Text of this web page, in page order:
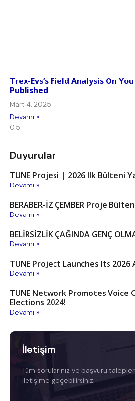
Trex-Evs’s Field Analysis On
Published
Mart 4, 2025
Devamı »
Duyurular
TUNE Projesi | 2026 Ilk Bülteni
Devamı »
BERABER-İZ ÇEMBER Proje
Devamı »
BELİRSİZLİK ÇAĞINDA GENÇ
Devamı »
TUNE Project Launches Its 2026
Devamı »
TUNE Network Promotes Voice
Elections 2024!
Devamı »
İletişim
Tüm sorularınız ve başvuru
iletişime geçebilirsiniz.